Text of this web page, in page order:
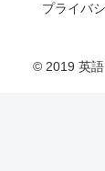
プライバ
© 2019 英